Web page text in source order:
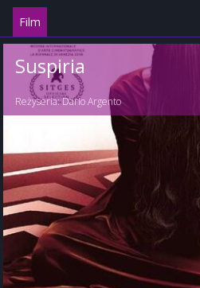
Film
Suspiria
Reżyseria:Dario Argento